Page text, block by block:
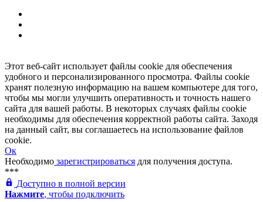
Этот веб-сайт использует файлы cookie для обеспечения
удобного и персонализированного просмотра. Файлы cookie
хранят полезную информацию на вашем компьютере для того,
чтобы мы могли улучшить оперативность и точность нашего
сайта для вашей работы. В некоторых случаях файлы cookie
необходимы для обеспечения корректной работы сайта. Заходя
на данный сайт, вы соглашаетесь на использование файлов
cookie.
Ок
Необходимо зарегистрироваться для получения доступа.
***
Доступно в полной версии
Нажмите, чтобы подключить